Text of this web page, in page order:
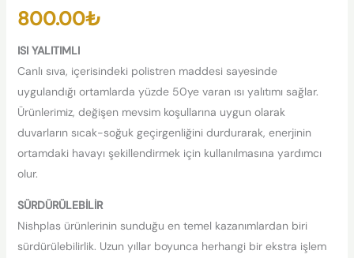
800.00₺
ISI YALITIMLI
Canlı sıva, içerisindeki polistren maddesi sayesinde
uygulandığı ortamlarda yüzde 50ye varan ısı yalıtımı sağlar.
Ürünlerimiz, değişen mevsim koşullarına uygun olarak
duvarların sıcak-soğuk geçirgenliğini durdurarak, enerjinin
ortamdaki havayı şekillendirmek için kullanılmasına yardımcı
olur.
SÜRDÜRÜLEBİLİR
Nishplas ürünlerinin sunduğu en temel kazanımlardan biri
sürdürülebilirlik. Uzun yıllar boyunca herhangi bir ekstra işlem